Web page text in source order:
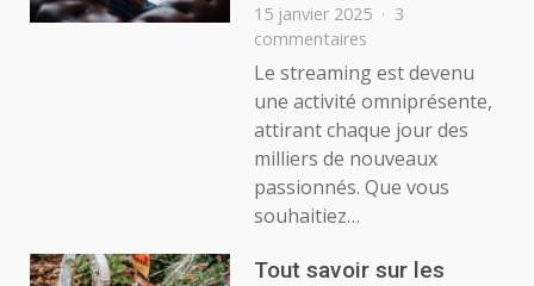
15 janvier 2025
3
commentaires
Comment
streamer
depuis
deux
PC
:
pour
Le streaming est devenu
une activité omniprésente,
attirant chaque jour des
milliers de nouveaux
passionnés. Que vous
souhaitiez…
Tout savoir sur les